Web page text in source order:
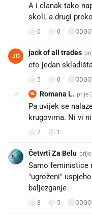
A i clanak tako
skoli, a drugi
0 0
JO jack of all trades
eto jedan
5 0
RL Romana L. prije
Pa uvijek se
krugovima. Ni vi
2 1
Četvrti Za Belu
Samo feministice
"ugroženi"
baljezganje
8 5